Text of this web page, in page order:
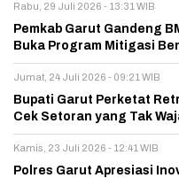
Rabu, 29 Juli 2026 - 13:31 WIB
Pemkab Garut Gandeng
Buka Program Mitigasi
Jumat, 24 Juli 2026 - 09:21 WIB
Bupati Garut Perketat
Cek Setoran yang Tak
Kamis, 23 Juli 2026 - 12:41 WIB
Polres Garut Apresiasi